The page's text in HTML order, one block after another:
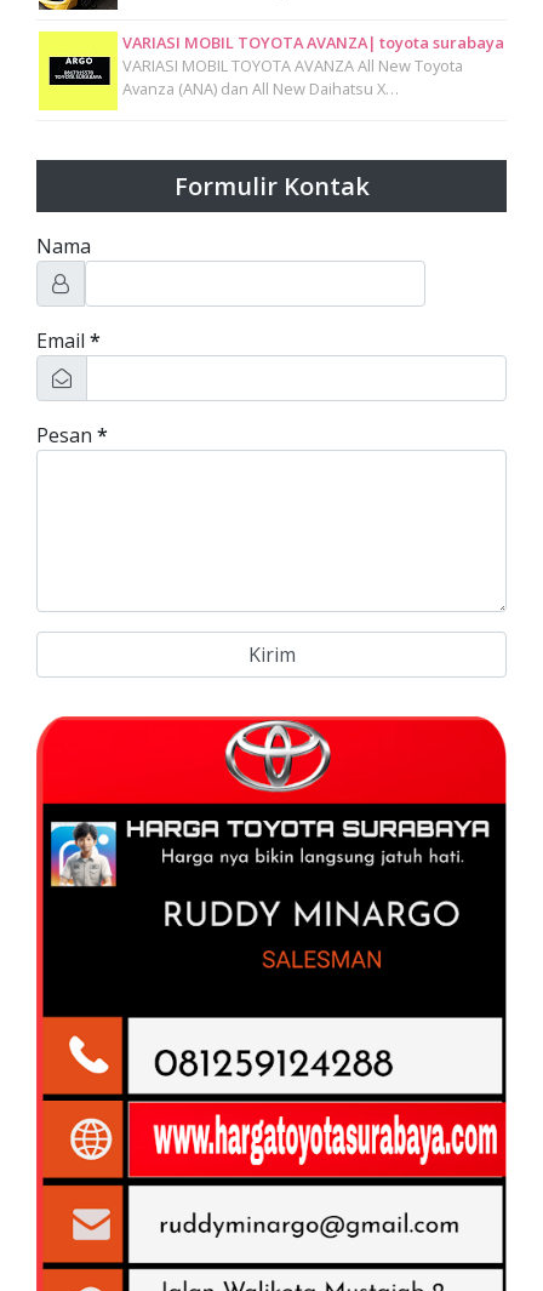
VARIASI MOBIL TOYOTA AVANZA| toyota surabaya
VARIASI MOBIL TOYOTA AVANZA All New Toyota
Avanza (ANA) dan All New Daihatsu X…
Formulir Kontak
Nama
Email *
Pesan *